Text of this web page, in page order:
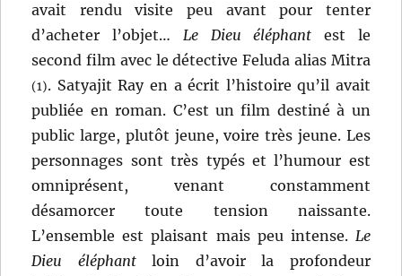
avait rendu visite peu avant pour tenter
d’acheter l’objet… Le Dieu éléphant est le
second film avec le détective Feluda alias Mitra
(1). Satyajit Ray en a écrit l’histoire qu’il avait
publiée en roman. C’est un film destiné à un
public large, plutôt jeune, voire très jeune. Les
personnages sont très typés et l’humour est
omniprésent, venant constamment
désamorcer toute tension naissante.
L’ensemble est plaisant mais peu intense. Le
Dieu éléphantloin d’avoir la profondeur